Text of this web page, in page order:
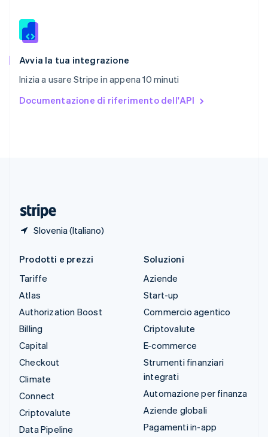
Avvia la tua integrazione
Inizia a usare Stripe in appena 10 minuti
Documentazione di riferimento dell'API
Slovenia (Italiano)
Slovacchia
Slovenia
English Italiano
EspañolEnglish
English Español 简体中文
Prodotti e prezzi
Tariffe
Atlas
Authorization Boost
Billing
Capital
Checkout
Climate
Connect
Criptovalute
Data Pipeline
Soluzioni
Aziende
Start-up
Commercio agentico
Criptovalute
E-commerce
Strumenti finanziari
integrati
Automazione per finanza
Aziende globali
Pagamenti in-app